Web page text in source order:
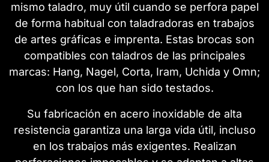
mismo taladro, muy útil cuando se perfora papel
de forma habitual con taladradoras en trabajos
de artes gráficas e imprenta. Estas brocas son
compatibles con taladros de las principales
marcas: Hang, Nagel, Corta, Iram, Uchida y Omn;
con los que han sido testados.
Su fabricación en acero inoxidable de alta
resistencia garantiza una larga vida útil, incluso
en los trabajos más exigentes. Realizan